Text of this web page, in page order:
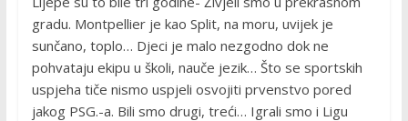
gradu. Montpellier je kao Split, na moru, uvijek je
sunčano, toplo… Djeci je malo nezgodno dok ne
pohvataju ekipu u školi, nauče jezik… Što se sportskih
uspjeha tiče nismo uspjeli osvojiti prvenstvo pored
jakog PSG.-a. Bili smo drugi, treći… Igrali smo i Ligu